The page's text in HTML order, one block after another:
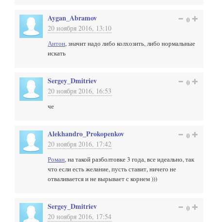
Aygan_Abramov
20 ноября 2016, 13:10
0
Антон, значит надо либо колхозить, либо нормальные
искать
Sergey_Dmitriev
20 ноября 2016, 16:53
0
че
Alekhandro_Prokopenkov
20 ноября 2016, 17:42
0
Роман, на такой разболтовке 3 года, все идеально, так
что если есть желание, пусть ставит, ничего не
отваливается и не вырывает с корнем )))
Sergey_Dmitriev
20 ноября 2016, 17:54
0